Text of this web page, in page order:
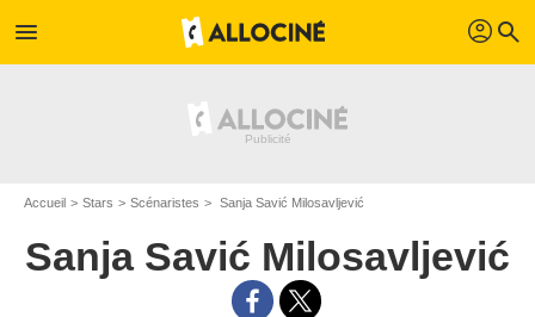
menu profil search
Accueil Stars Scénaristes Sanja Savić Milosavljević
Sanja Savić Milosavljević